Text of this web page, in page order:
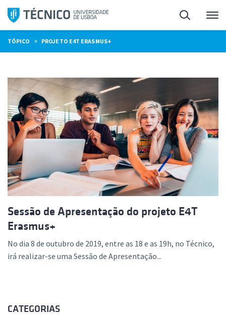
Saltar
para
o
conteúdo
Pesquisa
TÓPICO » PROJETO E4T ERASMUS+
Sessão de Apresentação do projeto E4T
Erasmus+
No dia 8 de outubro de 2019, entre as 18 e as 19h, no Técnico,
irá realizar-se uma Sessão de Apresentação...
CATEGORIAS